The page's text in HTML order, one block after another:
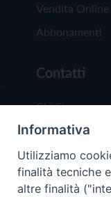
Vendita Online
Abbonamenti
Contatti
Chi Siamo
Redazione
Scrivici
Informativa
Utilizziamo
finalità tecniche
altre finalità